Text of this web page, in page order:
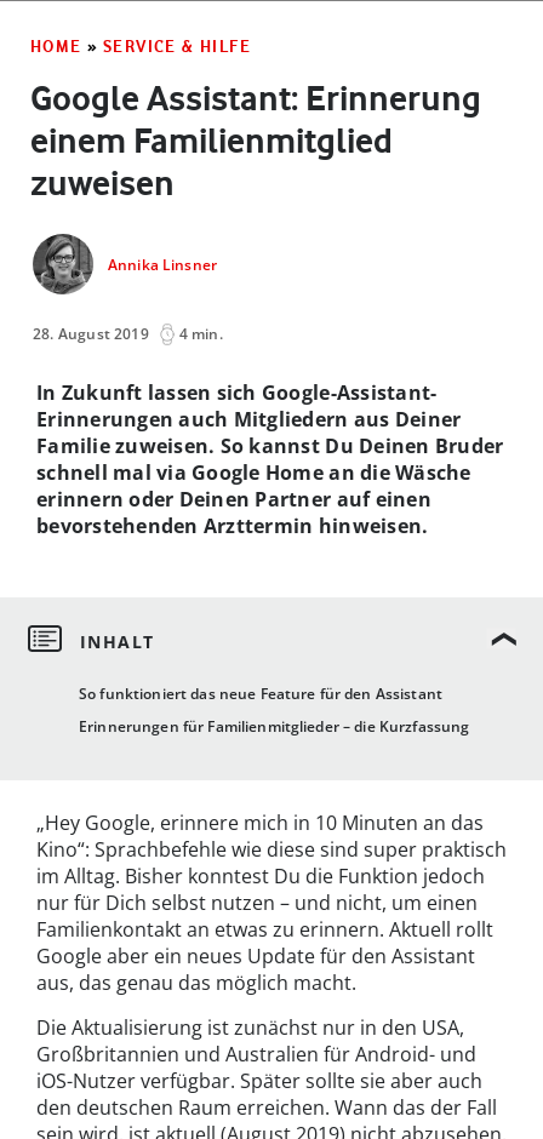
HOME » SERVICE & HILFE
Google Assistant: Erinnerung
einem Familienmitglied
zuweisen
Annika Linsner
28. August 2019 4 min.
So funktioniert das neue Feature für den Assistant
Erinnerungen für Familienmitglieder – die Kurzfassung
In Zukunft lassen sich Google-Assistant-
Erinnerungen auch Mitgliedern aus Deiner
Familie zuweisen. So kannst Du Deinen Bruder
schnell mal via Google Home an die Wäsche
erinnern oder Deinen Partner auf einen
bevorstehenden Arzttermin hinweisen.
„Hey Google, erinnere mich in 10 Minuten an das
Kino“: Sprachbefehle wie diese sind super praktisch
im Alltag. Bisher konntest Du die Funktion jedoch
nur für Dich selbst nutzen – und nicht, um einen
Familienkontakt an etwas zu erinnern. Aktuell rollt
Google aber ein neues Update für den Assistant
aus, das genau das möglich macht.
Die Aktualisierung ist zunächst nur in den USA,
Großbritannien und Australien für Android- und
iOS-Nutzer verfügbar. Später sollte sie aber auch
den deutschen Raum erreichen. Wann das der Fall